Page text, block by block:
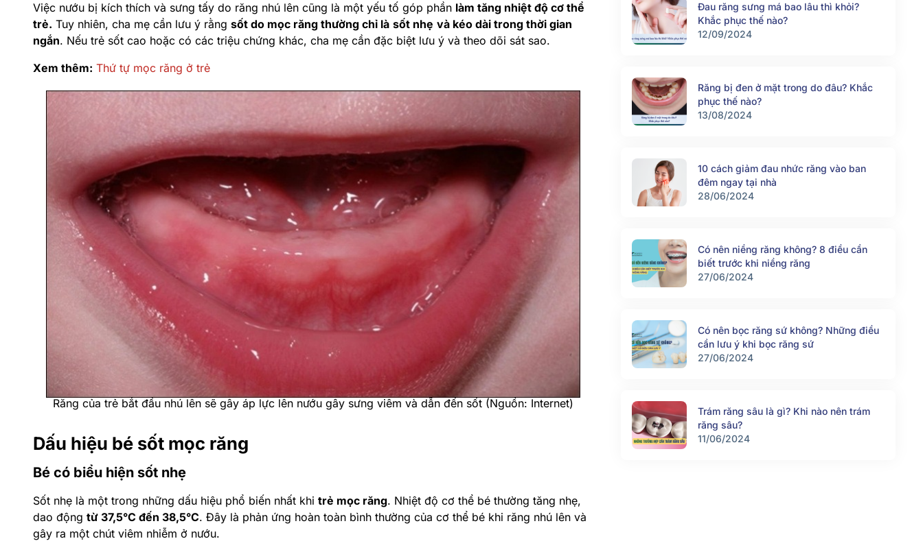
Việc nướu bị kích thích và sưng tấy do răng nhú lên cũng là một yếu tố góp phần làm tăng nhiệt độ cơ thể
trẻ. Tuy nhiên, cha mẹ cần lưu ý rằng sốt do mọc răng thường chỉ là sốt nhẹ và kéo dài trong thời gian
ngắn. Nếu trẻ sốt cao hoặc có các triệu chứng khác, cha mẹ cần đặc biệt lưu ý và theo dõi sát sao.
Xem thêm: Thứ tự mọc răng ở trẻ
Răng của trẻ bắt đầu nhú lên sẽ gây áp lực lên nướu gây sưng viêm và dẫn đến sốt (Nguồn: Internet)
Dấu hiệu bé sốt mọc răng
Bé có biểu hiện sốt nhẹ
Sốt nhẹ là một trong những dấu hiệu phổ biến nhất khi trẻ mọc răng. Nhiệt độ cơ thể bé thường tăng nhẹ,
dao động từ 37,5°C đến 38,5°C. Đây là phản ứng hoàn toàn bình thường của cơ thể bé khi răng nhú lên và
gây ra một chút viêm nhiễm ở nướu.
Đau răng sưng má bao lâu thì khỏi?
Khắc phục thế nào?
12/09/2024
Răng bị đen ở mặt trong do đâu? Khắc
phục thế nào?
13/08/2024
10 cách giảm đau nhức răng vào ban
đêm ngay tại nhà
28/06/2024
Có nên niềng răng không? 8 điều cần
biết trước khi niềng răng
27/06/2024
Có nên bọc răng sứ không? Những điều
cần lưu ý khi bọc răng sứ
27/06/2024
Trám răng sâu là gì? Khi nào nên trám
răng sâu?
11/06/2024